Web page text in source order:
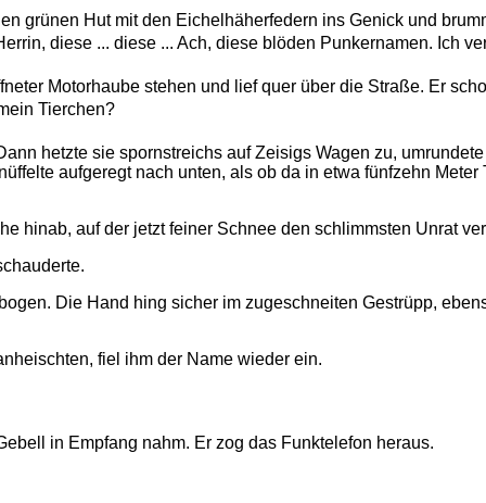
grünen Hut mit den Eichelhäherfedern ins Genick und
diese ... diese ... Ach, diese blöden Punkernamen. Ich
Motorhaube stehen und lief quer über die Straße. Er
Tierchen?
hetzte sie spornstreichs auf Zeisigs Wagen zu,
aufgeregt nach unten, als ob da in etwa fünfzehn Meter
hinab, auf der jetzt feiner Schnee den schlimmsten Unrat
Die Hand hing sicher im zugeschneiten Gestrüpp,
fiel ihm der Name wieder ein.
in Empfang nahm. Er zog das Funktelefon heraus.